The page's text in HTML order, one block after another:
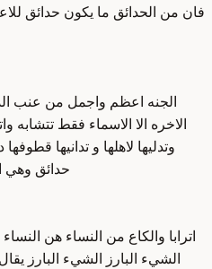
فان من الحدائق ما يكون حدائق
الجنه اعظم واجمل من عنب
الاخره الا الاسماء فقط تتشابه
وتدليها لاهلها و تدانيها
حدائق وهي
اترابا والكاع من النساء هن
الشيء البارز الشيء البارز